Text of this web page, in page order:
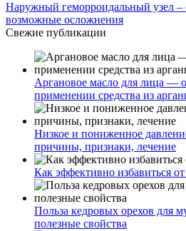
Наружный геморроидальный узел –
возможные осложнения
Свежие публикации
Аргановое масло для лица —
применении средства из
Низкое и пониженное
причины, признаки, лечение
Как эффективно избавиться
Польза кедровых орехов для
полезные свойства